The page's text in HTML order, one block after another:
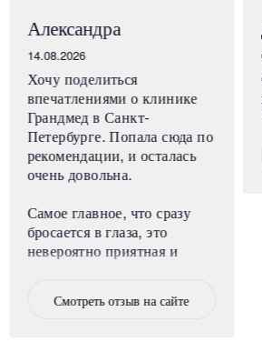
Александра
14.08.2026
Хочу поделиться
впечатлениями о клинике
Грандмед в Санкт-
Петербурге. Попала сюда по
рекомендации, и осталась
очень довольна.
Самое главное, что сразу
бросается в глаза, это
невероятно приятная и
города, но внутри нет
Смотреть отзыв на сайте